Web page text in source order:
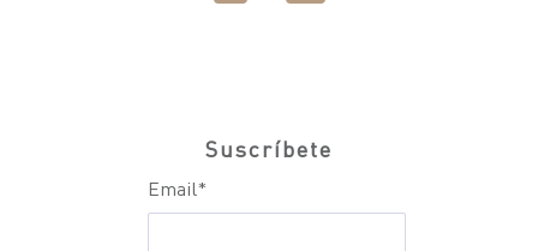
Suscríbete
Email*